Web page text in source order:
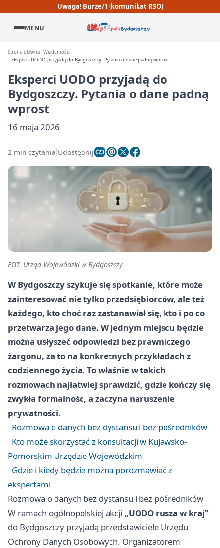
Uwaga! Burze/1 (komunikat RSO)
MENU
Strona główna Wiadomości
Eksperci UODO przyjadą do Bydgoszczy. Pytania o dane padną wprost
Eksperci UODO przyjadą do
Bydgoszczy. Pytania o dane padną
wprost
16 maja 2026
2 min czytania Udostępnij
FOT. Urząd Wojewódzki w Bydgoszczy
W Bydgoszczy szykuje się spotkanie, które może
zainteresować nie tylko przedsiębiorców, ale też
każdego, kto choć raz zastanawiał się, kto i po co
przetwarza jego dane. W jednym miejscu będzie
można usłyszeć odpowiedzi bez prawniczego
żargonu, za to na konkretnych przykładach z
codziennego życia. To właśnie w takich
rozmowach najłatwiej sprawdzić, gdzie kończy się
zwykła formalność, a zaczyna naruszenie
prywatności.
Rozmowa o danych bez dystansu i bez pośredników
Kto może skorzystać z konsultacji w Kujawsko-
Pomorskim Urzędzie Wojewódzkim
Gdzie i kiedy będzie można porozmawiać z
ekspertami
Rozmowa o danych bez dystansu i bez pośredników
W ramach ogólnopolskiej akcji „UODO rusza w kraj”
do Bydgoszczy przyjadą przedstawiciele Urzędu
Ochrony Danych Osobowych. Organizatorem